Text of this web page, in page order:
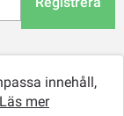
innehåll,
Läs mer